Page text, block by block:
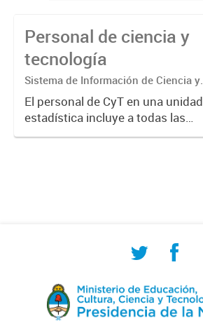
Personal de ciencia y
tecnología
Sistema de Información de Ciencia y
Tecnología Argentino (SICYTAR)
El personal de CyT en una unidad
estadística incluye a todas las
personas involucradas